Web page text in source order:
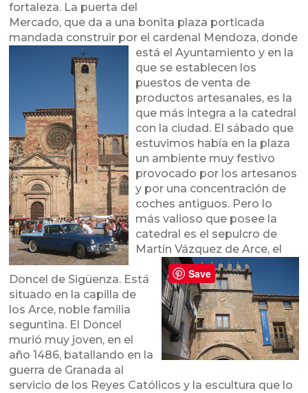
fortaleza. La puerta del
Mercado, que da a una bonita plaza porticada
mandada construir por el cardenal Mendoza, donde
está el Ayuntamiento y en la
que se establecen los
puestos de venta de
productos artesanales, es la
que más integra a la catedral
con la ciudad. El sábado que
estuvimos había en la plaza
un ambiente muy festivo
provocado por los artesanos
y por una concentración de
coches antiguos. Pero lo
más valioso que posee la
catedral es el sepulcro de
Martín Vázquez de Arce, el
Doncel de Sigüenza. Está
situado en la capilla de
los Arce, noble familia
seguntina. El Doncel
murió muy joven, en el
año 1486, batallando en la
guerra de Granada al
servicio de los Reyes Católicos y la escultura que lo
Save